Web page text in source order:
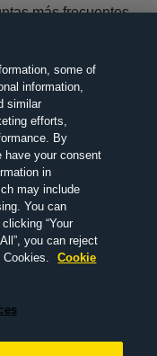
más frecuentes
Información legal
Choices
00008526 FECHA DE
Unidos de América y
some of
information,
similar
efforts,
By
have your consent
in
may include
You can
“Your
you can reject
Cookie